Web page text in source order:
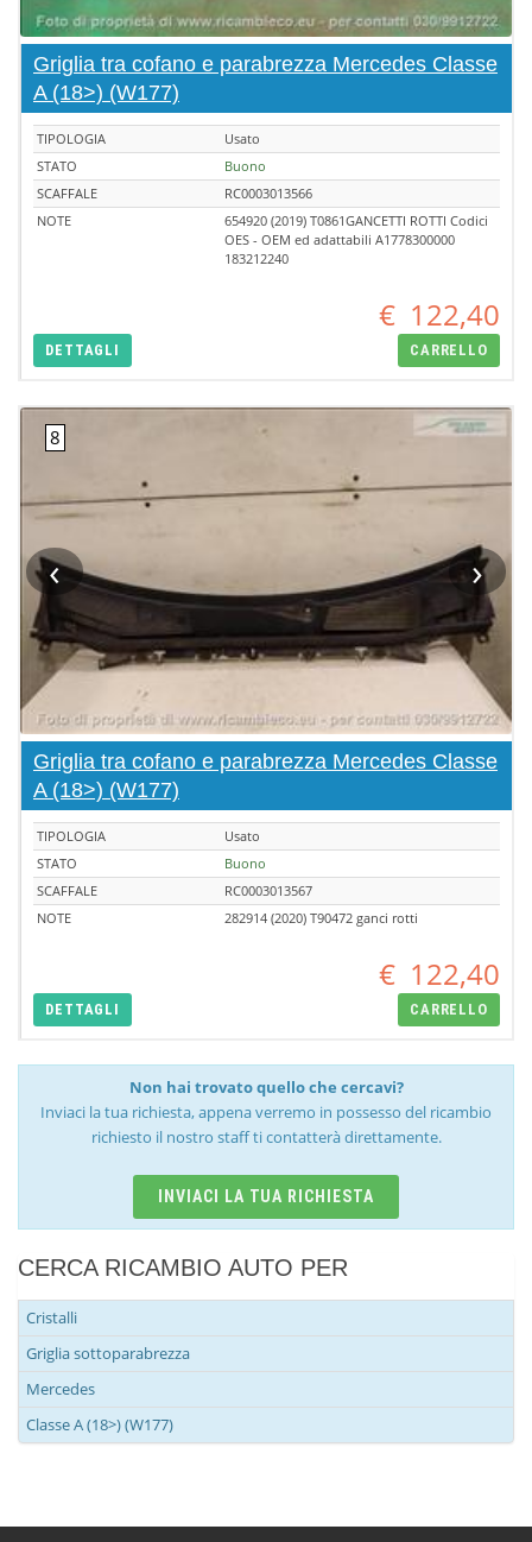
Griglia tra cofano e parabrezza Mercedes Classe
A (18>) (W177)
TIPOLOGIA
Usato
STATO
Buono
SCAFFALE
RC0003013566
NOTE
654920 (2019) T0861GANCETTI ROTTI Codici
OES - OEM ed adattabili A1778300000
183212240
€ 122,40
DETTAGLI CARRELLO
‹ ›
Griglia tra cofano e parabrezza Mercedes Classe
A (18>) (W177)
TIPOLOGIA
Usato
STATO
Buono
SCAFFALE
RC0003013567
NOTE
282914 (2020) T90472 ganci rotti
€ 122,40
DETTAGLI CARRELLO
Non hai trovato quello che cercavi?
Inviaci la tua richiesta, appena verremo in possesso del ricambio
richiesto il nostro staff ti contatterà direttamente.
INVIACI LA TUA RICHIESTA
CERCA RICAMBIO AUTO PER
Cristalli
Griglia sottoparabrezza
Mercedes
Classe A (18>) (W177)